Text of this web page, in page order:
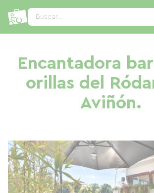
Buscar...
Encantadora
orillas del
Aviñón.
Panel de gestión de cookies